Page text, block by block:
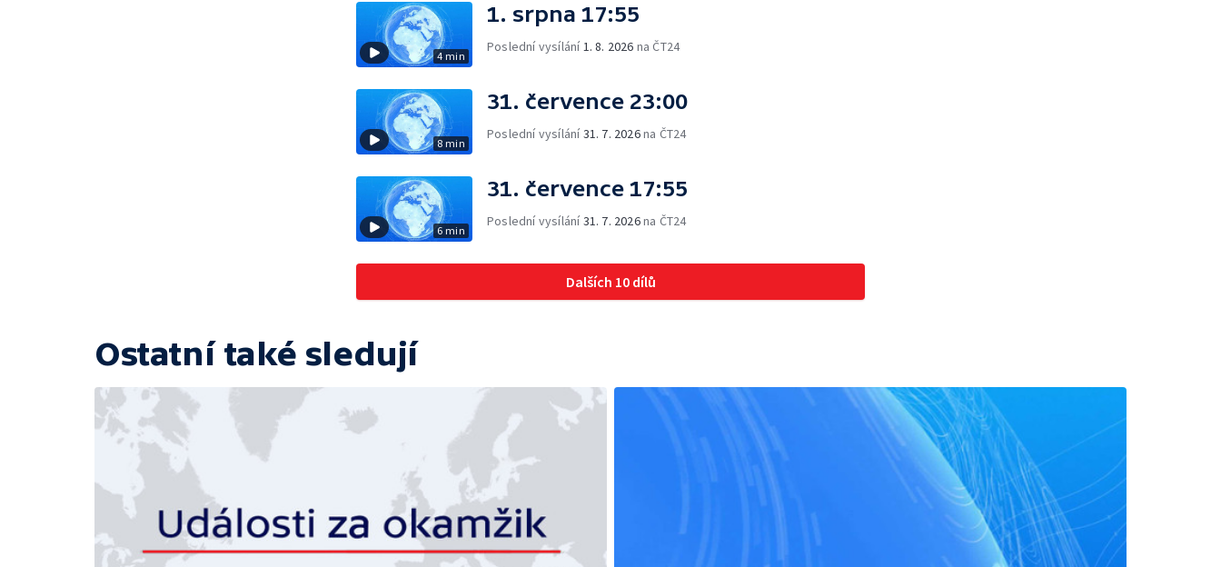
4 min
1. srpna 17:55
Poslední vysílání 1. 8. 2026 na ČT24
8 min
31. července 23:00
Poslední vysílání31. 7. 2026na ČT24
6 min
31. července 17:55
Poslední vysílání31. 7. 2026na ČT24
Dalších 10 dílů
Ostatní také sledují